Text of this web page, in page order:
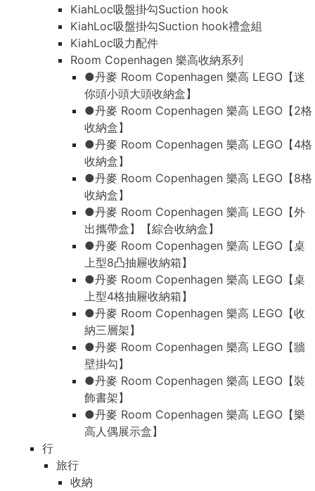
KiahLoc吸盤掛勾Suction hook
KiahLoc吸盤掛勾Suction hook禮盒組
KiahLoc吸力配件
Room Copenhagen 樂高收納系列
●丹麥 Room Copenhagen 樂高 LEGO【迷
你頭小頭大頭收納盒】
●丹麥 Room Copenhagen 樂高 LEGO【2格
收納盒】
●丹麥 Room Copenhagen 樂高 LEGO【4格
收納盒】
●丹麥 Room Copenhagen 樂高 LEGO【8格
收納盒】
●丹麥 Room Copenhagen 樂高 LEGO【外
出攜帶盒】【綜合收納盒】
●丹麥 Room Copenhagen 樂高 LEGO【桌
上型8凸抽屜收納箱】
●丹麥 Room Copenhagen 樂高 LEGO【桌
上型4格抽屜收納箱】
●丹麥 Room Copenhagen 樂高 LEGO【收
納三層架】
●丹麥 Room Copenhagen 樂高 LEGO【牆
壁掛勾】
●丹麥 Room Copenhagen 樂高 LEGO【裝
飾書架】
●丹麥 Room Copenhagen 樂高 LEGO【樂
高人偶展示盒】
行
旅行
收納